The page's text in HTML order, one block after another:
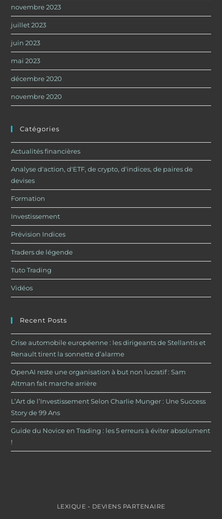
novembre 2023
juillet 2023
juin 2023
mai 2023
décembre 2020
novembre 2020
Catégories
Actualités financières
Analyse d'action, d'ETF, de crypto, d'indices, de paires de
devises
Formation
Investissement
Prévision Indices
Traders de légende
Tuto Trading
Vidéos
Recent Posts
Crise automobile européenne : les dirigeants de Stellantis et
Renault tirent la sonnette d’alarme
OpenAI reste une organisation à but non lucratif : Sam
Altman fait marche arrière
L’Art de l’Investissement Selon Charlie Munger : Une Success
Story de 99 Ans
Guide du Novice en Trading : les 5 erreurs à éviter absolument
!
LEXIQUE - DEVIENS PARTENAIRE